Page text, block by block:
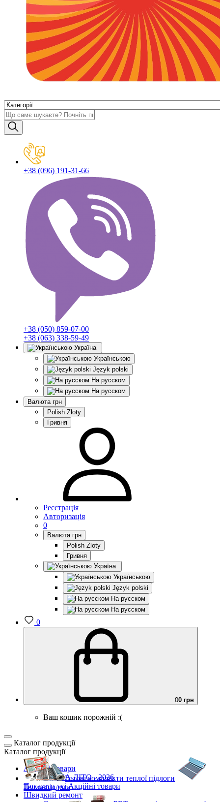
+38 (096) 191-31-66
+38 (050) 859-07-00
+38 (063) 338-59-49
Україна
Українською
Język polski
На русском
На русском
Валюта грн
Polish Zloty
Гривня
Реєстрація
Авторизація
0
Валюта грн
Polish Zloty
Гривня
Україна
Українською
Język polski
На русском
На русском
0
00 грн
Ваш кошик порожній :(
Каталог продукції
Каталог продукції
Акційні товари
ВЕСНА-ЛІТО - 2026
Показати усі Акційні товари
Швидкий ремонт
Готові комплекти теплої підлоги
Тепла підлога